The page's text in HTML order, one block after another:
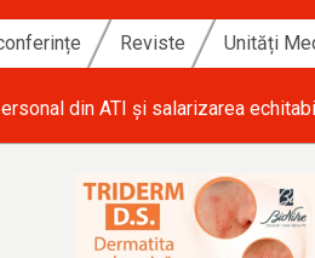
Reviste Unități
din ATI și salarizarea